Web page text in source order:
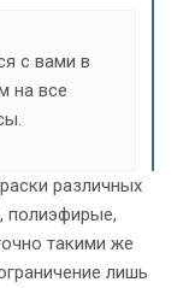
с вами в
на все
различных
полиэфирые,
такими же
лишь